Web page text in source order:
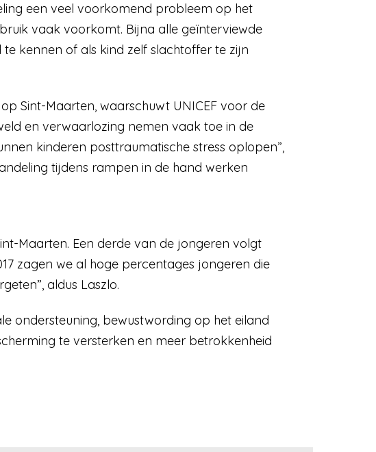
een veel voorkomend probleem op het
vaak voorkomt. Bijna alle geïnterviewde
kennen of als kind zelf slachtoffer te zijn
Sint-Maarten, waarschuwt UNICEF voor de
en verwaarlozing nemen vaak toe in de
kinderen posttraumatische stress oplopen”,
tijdens rampen in de hand werken
Maarten. Een derde van de jongeren volgt
zagen we al hoge percentages jongeren die
aldus Laszlo.
ondersteuning, bewustwording op het eiland
te versterken en meer betrokkenheid